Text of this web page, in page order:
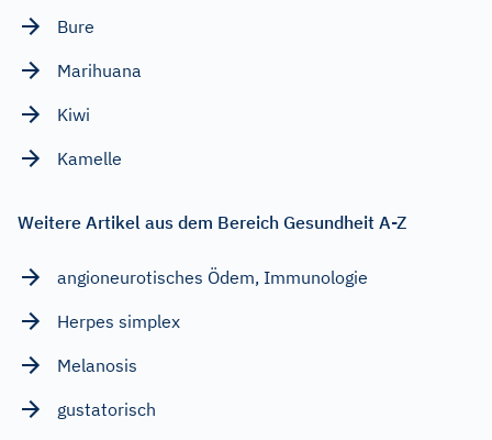
Bure
Marihuana
Kiwi
Kamelle
Weitere Artikel aus dem Bereich Gesundheit A-Z
angioneurotisches Ödem, Immunologie
Herpes simplex
Melanosis
gustatorisch